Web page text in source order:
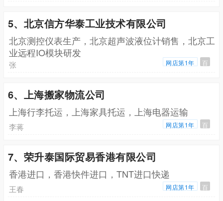
5、北京信方华泰工业技术有限公司
北京测控仪表生产，北京超声波液位计销售，北京工
业远程IO模块研发
张 网店第1年 百
6、上海搬家物流公司
上海行李托运，上海家具托运，上海电器运输
李蒋 网店第1年 百
7、荣升泰国际贸易香港有限公司
香港进口，香港快件进口，TNT进口快递
王春 网店第1年 百